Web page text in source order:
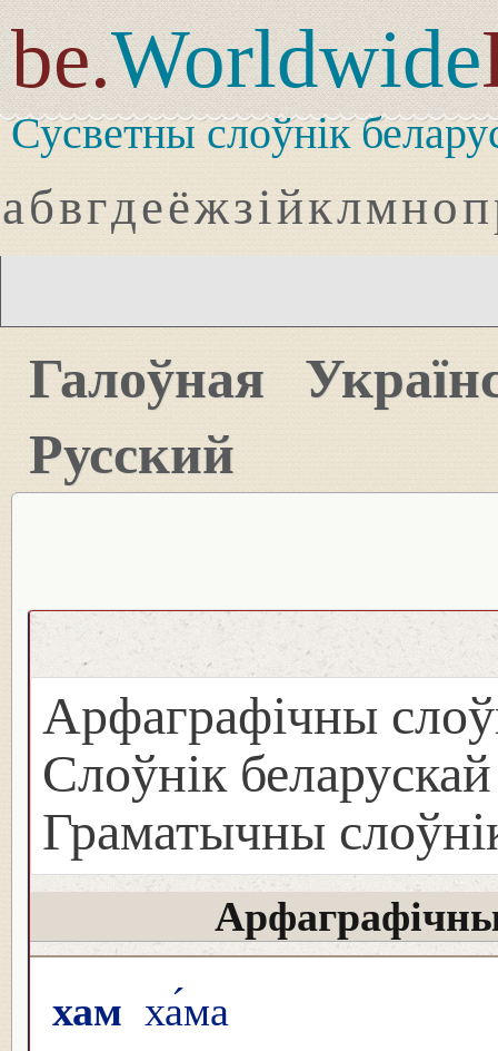
be.Worldwide
Сусветны слоўнік
абвгдеёжзійклмноп
Галоўная
Русский
Арфаграфічны
Слоўнік
Граматычны
хам ха́ма